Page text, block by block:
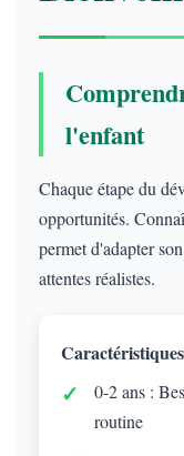
l'enfant
Chaque étape du
opportunités.
permet d'adapter
attentes réalistes.
0-2 ans :
routine